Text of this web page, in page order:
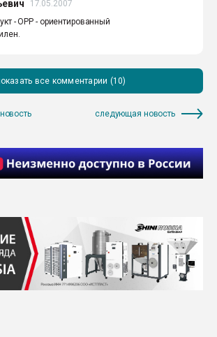
17.05.2007
- ОРР - ориентированный
все комментарии (10)
следующая новость